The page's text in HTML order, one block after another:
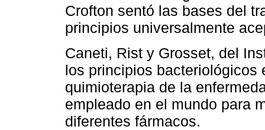
Crofton sentó las bases del
principios universalmente
Caneti, Rist y Grosset, del
los principios bacteriológicos
quimioterapia de la
empleado en el mundo para
diferentes fármacos.